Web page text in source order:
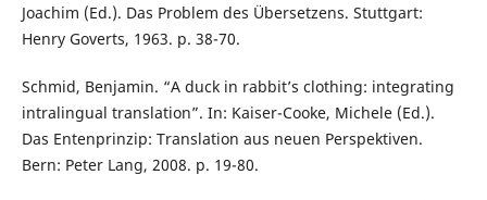
Joachim (Ed.). Das Problem des Übersetzens. Stuttgart:
Henry Goverts, 1963. p. 38-70.
Schmid, Benjamin. “A duck in rabbit’s clothing: integrating
intralingual translation”. In: Kaiser-Cooke, Michele (Ed.).
Das Entenprinzip: Translation aus neuen Perspektiven.
Bern: Peter Lang, 2008. p. 19-80.